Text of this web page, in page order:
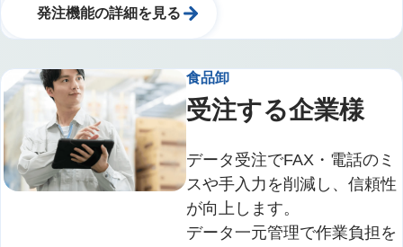
発注機能の詳細を見る
食品卸
受注する企業様
データ受注でFAX・電話のミ
スや手入力を削減し、信頼性
が向上します。
データ一元管理で作業負担を